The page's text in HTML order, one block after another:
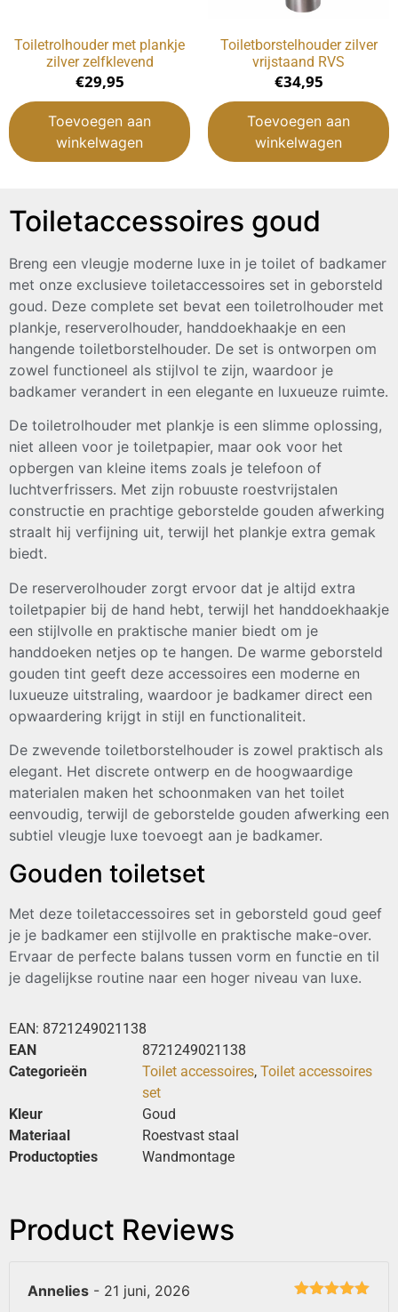
Toiletrolhouder met plankje
zilver zelfklevend
€29,95
Toevoegen aan
winkelwagen
Toiletborstelhouder zilver
vrijstaand RVS
€34,95
Toevoegen aan
winkelwagen
Toiletaccessoires goud
Breng een vleugje moderne luxe in je toilet of badkamer
met onze exclusieve toiletaccessoires set in geborsteld
goud. Deze complete set bevat een toiletrolhouder met
plankje, reserverolhouder, handdoekhaakje en een
hangende toiletborstelhouder. De set is ontworpen om
zowel functioneel als stijlvol te zijn, waardoor je
badkamer verandert in een elegante en luxueuze ruimte.
De toiletrolhouder met plankje is een slimme oplossing,
niet alleen voor je toiletpapier, maar ook voor het
opbergen van kleine items zoals je telefoon of
luchtverfrissers. Met zijn robuuste roestvrijstalen
constructie en prachtige geborstelde gouden afwerking
straalt hij verfijning uit, terwijl het plankje extra gemak
biedt.
De reserverolhouder zorgt ervoor dat je altijd extra
toiletpapier bij de hand hebt, terwijl het handdoekhaakje
een stijlvolle en praktische manier biedt om je
handdoeken netjes op te hangen. De warme geborsteld
gouden tint geeft deze accessoires een moderne en
luxueuze uitstraling, waardoor je badkamer direct een
opwaardering krijgt in stijl en functionaliteit.
De zwevende toiletborstelhouder is zowel praktisch als
elegant. Het discrete ontwerp en de hoogwaardige
materialen maken het schoonmaken van het toilet
eenvoudig, terwijl de geborstelde gouden afwerking een
subtiel vleugje luxe toevoegt aan je badkamer.
Gouden toiletset
Met deze toiletaccessoires set in geborsteld goud geef
je je badkamer een stijlvolle en praktische make-over.
Ervaar de perfecte balans tussen vorm en functie en til
je dagelijkse routine naar een hoger niveau van luxe.
EAN: 8721249021138
EAN
8721249021138
Categorieën
Toilet accessoires, Toilet accessoires
set
Kleur
Goud
Materiaal
Roestvast staal
Productopties
Wandmontage
Product Reviews
Annelies - 21 juni, 2026